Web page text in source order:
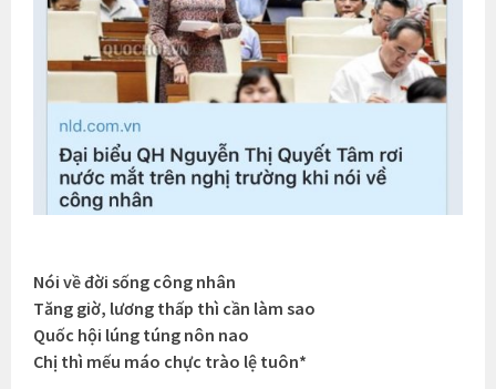
Nói về đời sống công nhân
Tăng giờ, lương thấp thì cần làm sao
Quốc hội lúng túng nôn nao
Chị thì mếu máo chực trào lệ tuôn*